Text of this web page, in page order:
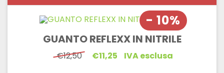
- 10%
GUANTO REFLEXX IN NITRILE
€12,50 Il
€11,25
Il IVA esclusa